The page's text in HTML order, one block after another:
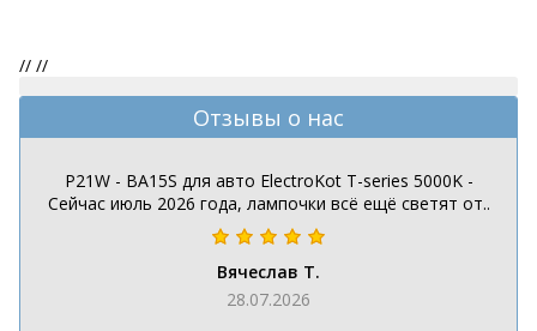
// //
Отзывы о нас
P21W - BA15S для авто ElectroKot T-series 5000K -
Сейчас июль 2026 года, лампочки всё ещё светят от..
Вячеслав Т.
28.07.2026